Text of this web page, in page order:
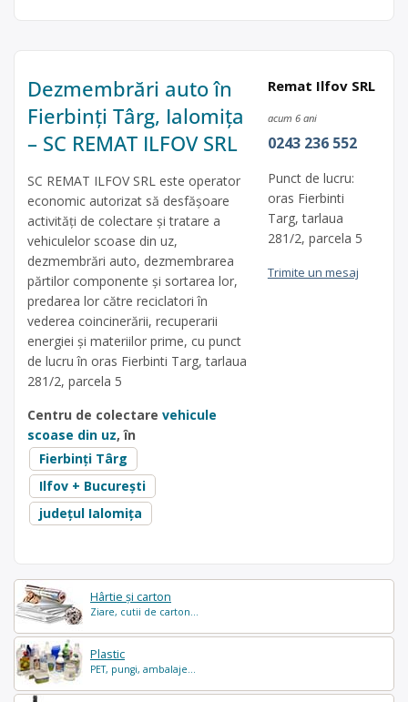
Hârtie și carton
Ziare, cutii de carton...
Plastic
PET, pungi, ambalaje...
Dezmembrări auto în
Fierbinți Târg, Ialomița
– SC REMAT ILFOV SRL
SC REMAT ILFOV SRL este operator
economic autorizat să desfăşoare
activităţi de colectare şi tratare a
vehiculelor scoase din uz,
dezmembrări auto, dezmembrarea
părtilor componente și sortarea lor,
predarea lor către reciclatori în
vederea coincinerării, recuperarii
energiei și materiilor prime, cu punct
de lucru în oras Fierbinti Targ, tarlaua
281/2, parcela 5
Centru de colectare vehicule
scoase din uz, în
Fierbinți Târg
Ilfov + București
județul Ialomița
Remat Ilfov SRL
acum 6 ani
0243 236 552
Punct de lucru:
oras Fierbinti
Targ, tarlaua
281/2, parcela 5
Trimite un mesaj